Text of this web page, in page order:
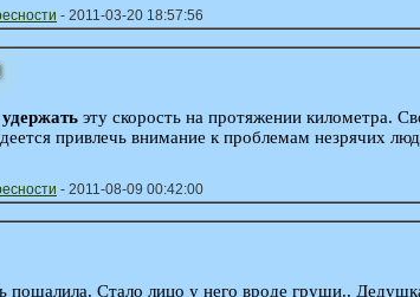
- 2011-03-20 18:57:56
удержать эту скорость на протяжении километра.
привлечь внимание к проблемам незрячих
- 2011-08-09 00:42:00
пошалила. Стало лицо у него вроде груши..